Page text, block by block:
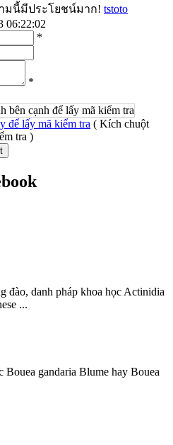
นี้มีประโยชน์มาก! tstoto
06:22:02
*
*
( Kích chuột
tra )
đào, danh pháp khoa học Actinidia
...
Bouea gandaria Blume hay Bouea